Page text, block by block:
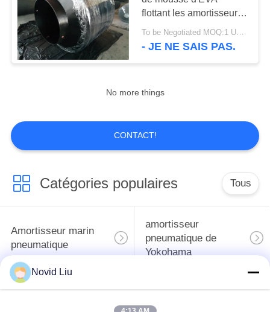
flottant les amortisseurs
marins SPUA de bateau
enduits pour Polonais
To be Negotiated MOQ:1 UNITÉ
- JE NE SAIS PAS.
No more things
CONTACT!
Catégories populaires Tous
Amortisseur marin
pneumatique
amortisseur
pneumatique de
Yokohama
Amortisseurs en
marin
Novid Liu